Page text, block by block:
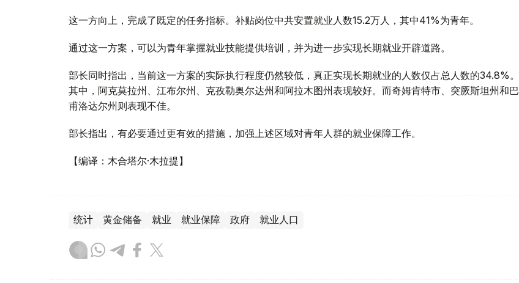
这一方向上，完成了既定的任务指标。补贴岗位中共安置就业人数15.2万人，其中41%为青年。
通过这一方案，可以为青年掌握就业技能提供培训，并为进一步实现长期就业开辟道路。
部长同时指出，当前这一方案的实际执行程度仍然较低，真正实现长期就业的人数仅占总人数的34.8%。
其中，阿克莫拉州、江布尔州、克孜勒奥尔达州和阿拉木图州表现较好。而奇姆肯特市、突厥斯坦州和巴
甫洛达尔州则表现不佳。
部长指出，有必要通过更有效的措施，加强上述区域对青年人群的就业保障工作。
【编译：木合塔尔·木拉提】
统计 黄金储备 就业 就业保障 政府 就业人口